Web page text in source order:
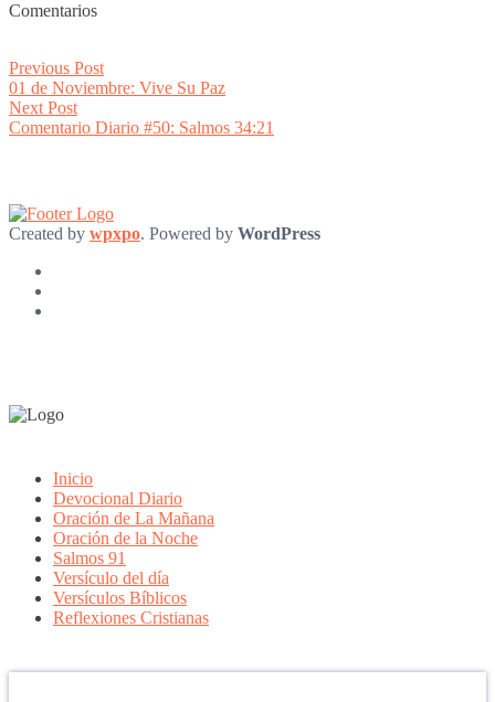
Comentarios
Post
navigation
Previous PostPrevious
post:
01 de Noviembre: Vive Su Paz
Next PostNext
post:
Comentario Diario #50: Salmos 34:21
Created by wpxpo. Powered by WordPress
Inicio
Devocional Diario
Oración de La Mañana
Oración de la Noche
Salmos 91
Versículo del día
Versículos Bíblicos
Reflexiones Cristianas